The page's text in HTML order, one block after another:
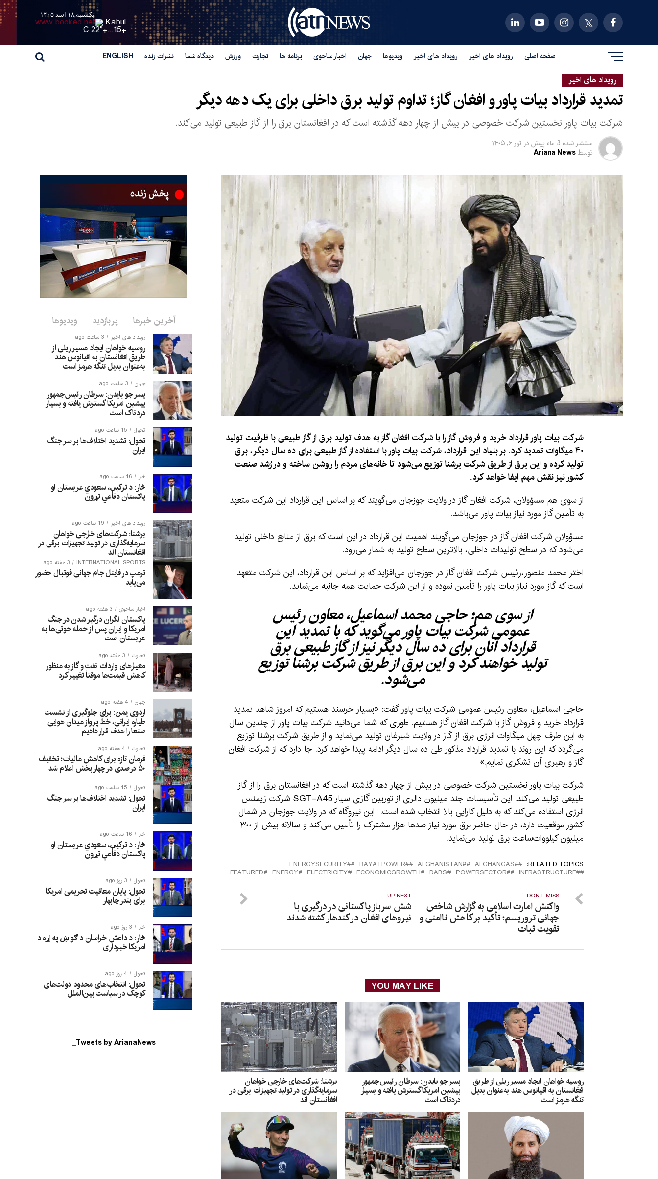
یکشنبه,۱۸ اسد ۱۴۰۵
Kabul
+
15...
+
22° C
صفحه اصلی رویداد های اخیر رویداد های اخیر ویدیوها جهان اخبار ساحوی برنامه ها تجارت ورزش دیدگاه شما نشرات زنده ENGLISH
رویداد های اخیر
تمدید قرارداد بیات پاور و افغان گاز؛ تداوم تولید برق داخلی برای یک دهه دیگر
شرکت بیات پاور نخستین شرکت خصوصی در بیش از چهار دهه گذشته است که در افغانستان برق را از گاز طبیعی تولید می‌کند.
منتشر شده 3 ماه پیش در ثور ۶, ۱۴۰۵
توسطAriana News
شرکت بیات پاور قرارداد خرید و فروش گاز را با شرکت افغان گاز به هدف تولید برق از گاز طبیعی با ظرفیت تولید
۴۰ میگاوات تمدید کرد. بر بنیاد این قرارداد، شرکت بیات پاور با استفاده از گاز طبیعی برای ده سال دیگر، برق
تولید کرده و این برق از طریق شرکت برشنا توزیع می‌شود تا خانه‌های مردم را روشن ساخته و در رُشد صنعت
کشور نیز نقش مهم ایفا خواهد کرد.
از سوی هم مسؤولان، شرکت افغان گاز در ولایت جوزجان می‌گویند که بر اساس این قرارداد این شرکت متعهد
به تأمین گاز مورد نیاز بیات پاور می‌باشد.
مسؤولان شرکت افغان گاز در جوزجان می‌گویند اهمیت این قرارداد در این است که برق از منابع داخلی تولید
می‌شود که در سطح تولیدات داخلی، بالاترین سطح تولید به شمار می‌رود.
اختر محمد منصور،رئیس شرکت افغان گاز در جوزجان می‌افزاید که بر اساس این قرارداد، این شرکت متعهد
است که گاز مورد نیاز بیات پاور را تأمین نموده و از این شرکت حمایت همه جانبه می‌نماید.
از سوی هم؛ حاجی محمد اسماعیل، معاون رئیس
عمومی شرکت بیات پاور می‌گوید که با تمدید این
قرارداد آنان برای ده سال دیگر نیز از گاز طبیعی برق
تولید خواهند کرد و این برق از طریق شرکت برشنا توزیع
می‌شود.
حاجی اسماعیل، معاون رئیس عمومی شرکت بیات پاور گفت: «بسیار خرسند هستیم که امروز شاهد تمدید
قرارداد خرید و فروش گاز با شرکت افغان گاز هستیم. طوری که شما می‌دانید شرکت بیات پاور از چندین سال
به این طرف چهل میگاوات انرژی برق از گاز در ولایت شبرغان تولید می‌نماید و از طریق شرکت برشنا توزیع
می‌گردد که این روند با تمدید قرارداد مذکور طی ده سال دیگر ادامه پیدا خواهد کرد. جا دارد که از شرکت افغان
گاز و رهبری آن تشکری نمایم.»
شرکت بیات پاور نخستین شرکت خصوصی در بیش از چهار دهه گذشته است که در افغانستان برق را از گاز
طبیعی تولید می‌کند. این تأسیسات چند میلیون دالری از توربین گازی سیار SGT-A45 شرکت زیمنس
انرژی استفاده می‌کند که به دلیل کارایی بالا انتخاب شده است. این نیروگاه که در ولایت جوزجان در شمال
کشور موقعیت دارد، در حال حاضر برق مورد نیاز صدها هزار مشترک را تأمین می‌کند و سالانه بیش از ۳۰۰
میلیون کیلووات‌ساعت برق تولید می‌نماید.
RELATED TOPICS:
#AFGHANGAS #َAFGHANISTAN #BAYATPOWER
#ENERGYSECURITY
#INFRASTRUCTURE
#POWERSECTOR
DABS
ECONOMICGROWTH
ELECTRICITY
ENERGY
FEATURED
UP NEXT
شش سرباز پاکستانی در درگیری با
نیروهای افغان در کندهار کشته شدند
DON'T MISS
واکنش امارت اسلامی به گزارش شاخص
جهانی تروریسم؛ تأکید بر کاهش ناامنی و
تقویت ثبات
YOU MAY LIKE
روسیه خواهان ایجاد مسیر ریلی از طریق
افغانستان به اقیانوس هند به‌عنوان بدیل
تنگه هرمز است
پسر جو بایدن: سرطان رئیس‌جمهور
پیشین امریکا گسترش یافته و بسیار
دردناک است
برشنا: شرکت‌های خارجی خواهان
سرمایه‌گذاری در تولید تجهیزات برقی در
افغانستان‌ اند
آخرین خبرها پربازدید ویدیوها
رویداد های اخیر 3 ساعت ago
روسیه خواهان ایجاد مسیر ریلی از
طریق افغانستان به اقیانوس هند
به‌عنوان بدیل تنگه هرمز است
جهان 3 ساعت ago
پسر جو بایدن: سرطان رئیس‌جمهور
پیشین امریکا گسترش یافته و بسیار
دردناک است
تحول 15 ساعت ago
تحول: تشدید اختلاف‌ها بر سر جنگ
ایران
څار 16 ساعت ago
څار: د ترکیې، سعودي عربستان او
پاکستان دفاعي تړون
رویداد های اخیر 19 ساعت ago
برشنا: شرکت‌های خارجی خواهان
سرمایه‌گذاری در تولید تجهیزات برقی در
افغانستان‌ اند
INTERNATIONAL SPORTS 3 هفته ago
ترمپ در فاینل جام جهانی فوتبال حضور
می‌یابد
اخبار ساحوی 3 هفته ago
پاکستان نگران درگیر شدن در جنگ
امریکا و ایران پس از حمله حوثی‌ها به
عربستان است
تجارت 3 هفته ago
معیارهای واردات نفت و گاز به منظور
کاهش قیمت‌ها موقتاً تغییر کرد
جهان 4 هفته ago
اردوی یمن: برای جلوگیری از نشست
طیاره ایرانی، خط پرواز میدان هوایی
صنعا را هدف قرار دادیم
تجارت 4 هفته ago
فرمان تازه برای کاهش مالیات؛ تخفیف
۵۰ درصدی در چهار بخش اعلام شد
تحول 15 ساعت ago
تحول: تشدید اختلاف‌ها بر سر جنگ
ایران
څار 16 ساعت ago
څار: د ترکیې، سعودي عربستان او
پاکستان دفاعي تړون
تحول 3 روز ago
تحول: پایان معافیت تحریمی امریکا
برای بندر چابهار
څار 3 روز ago
څار: د داعش خراسان د ګواښ په اړه د
امریکا خبرداری
تحول 4 روز ago
تحول: انتخاب‌های محدود دولت‌های
کوچک در سیاست بین‌الملل
Tweets by ArianaNews_